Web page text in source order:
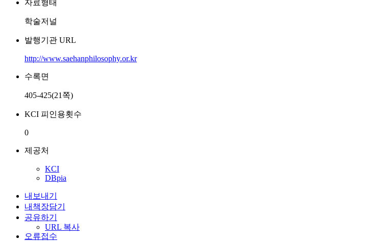
자료형태
학술저널
발행기관 URL
http://www.saehanphilosophy.or.kr
수록면
405-425(21쪽)
KCI 피인용횟수
0
제공처
KCI
DBpia
내보내기
내책장담기
공유하기
URL 복사
오류접수